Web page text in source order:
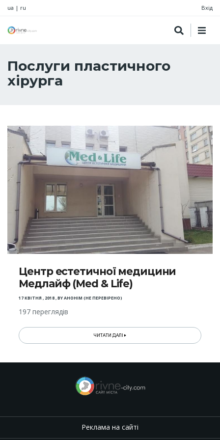
ua | ru Вхід
Послуги пластичного
хірурга
Центр естетичної медицини
Медлайф (Med & Life)
17 КВІТНЯ , 2018,BYАНОНІМ (НЕ ПЕРЕВІРЕНО)
197 переглядів
ЧИТАТИ ДАЛІ
Реклама на сайті